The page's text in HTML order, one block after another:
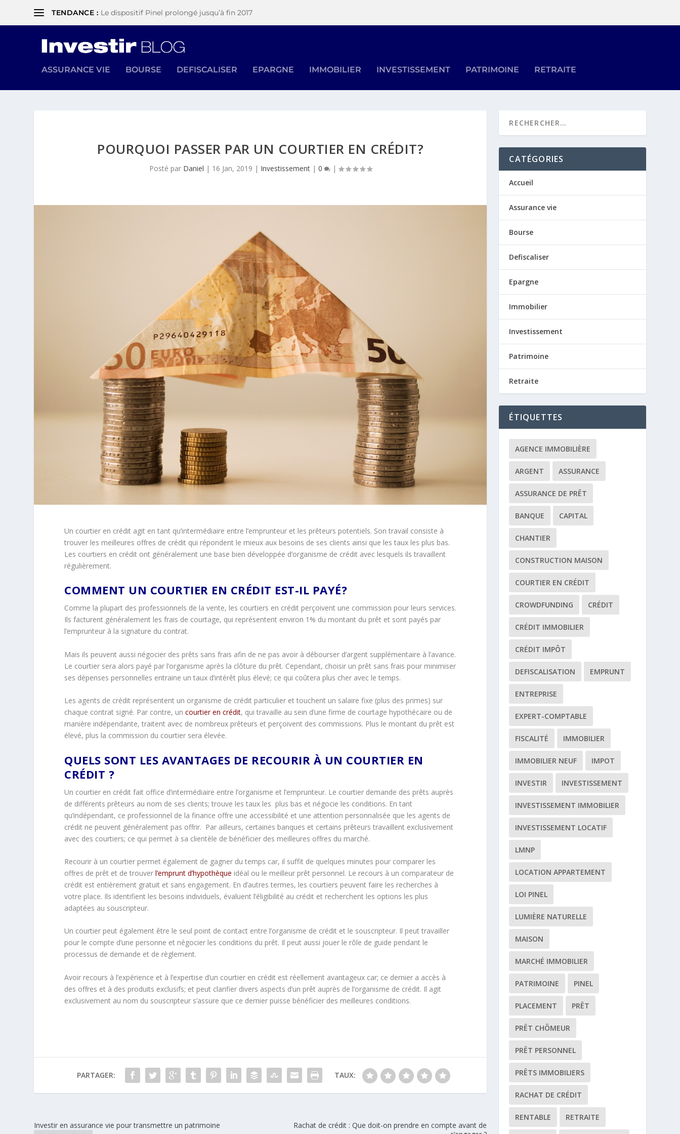
TENDANCE : Le dispositif Pinel prolongé jusqu’à fin 2017
ASSURANCE VIE BOURSE DEFISCALISER EPARGNE IMMOBILIER INVESTISSEMENT PATRIMOINE RETRAITE
POURQUOI PASSER PAR UN COURTIER EN CRÉDIT?
Posté par Daniel | 16 Jan, 2019 | Investissement| 0 |
Un courtier en crédit agit en tant qu’intermédiaire entre l’emprunteur et les prêteurs potentiels. Son travail consiste à
trouver les meilleures offres de crédit qui répondent le mieux aux besoins de ses clients ainsi que les taux les plus bas.
Les courtiers en crédit ont généralement une base bien développée d’organisme de crédit avec lesquels ils travaillent
régulièrement.
COMMENT UN COURTIER EN CRÉDIT EST-IL PAYÉ?
Comme la plupart des professionnels de la vente, les courtiers en crédit perçoivent une commission pour leurs services.
Ils facturent généralement les frais de courtage, qui représentent environ 1% du montant du prêt et sont payés par
l’emprunteur à la signature du contrat.
Mais ils peuvent aussi négocier des prêts sans frais afin de ne pas avoir à débourser d’argent supplémentaire à l’avance.
Le courtier sera alors payé par l’organisme après la clôture du prêt. Cependant, choisir un prêt sans frais pour minimiser
ses dépenses personnelles entraine un taux d’intérêt plus élevé; ce qui coûtera plus cher avec le temps.
Les agents de crédit représentent un organisme de crédit particulier et touchent un salaire fixe (plus des primes) sur
chaque contrat signé. Par contre, uncourtier en crédit, qui travaille au sein d’une firme de courtage hypothécaire ou de
manière indépendante, traitent avec de nombreux prêteurs et perçoivent des commissions. Plus le montant du prêt est
élevé, plus la commission du courtier sera élevée.
QUELS SONT LES AVANTAGES DE RECOURIR À UN COURTIER EN
CRÉDIT ?
Un courtier en crédit fait office d’intermédiaire entre l’organisme et l’emprunteur. Le courtier demande des prêts auprès
de différents prêteurs au nom de ses clients; trouve les taux les plus bas et négocie les conditions. En tant
qu’indépendant, ce professionnel de la finance offre une accessibilité et une attention personnalisée que les agents de
crédit ne peuvent généralement pas offrir. Par ailleurs, certaines banques et certains prêteurs travaillent exclusivement
avec des courtiers; ce qui permet à sa clientèle de bénéficier des meilleures offres du marché.
Recourir à un courtier permet également de gagner du temps car, il suffit de quelques minutes pour comparer les
offres de prêt et de trouverl’emprunt d’hypothèque idéal ou le meilleur prêt personnel. Le recours à un comparateur de
crédit est entièrement gratuit et sans engagement. En d’autres termes, les courtiers peuvent faire les recherches à
votre place. Ils identifient les besoins individuels, évaluent l’éligibilité au crédit et recherchent les options les plus
adaptées au souscripteur.
Un courtier peut également être le seul point de contact entre l’organisme de crédit et le souscripteur. Il peut travailler
pour le compte d’une personne et négocier les conditions du prêt. Il peut aussi jouer le rôle de guide pendant le
processus de demande et de règlement.
Avoir recours à l’expérience et à l’expertise d’un courtier en crédit est réellement avantageux car; ce dernier a accès à
des offres et à des produits exclusifs; et peut clarifier divers aspects d’un prêt auprès de l’organisme de crédit. Il agit
exclusivement au nom du souscripteur s’assure que ce dernier puisse bénéficier des meilleures conditions.
PARTAGER: TAUX:
Investir en assurance vie pour transmettre un patrimoine
Rachat de crédit : Que doit-on prendre en compte avant de
CATÉGORIES
Accueil
Assurance vie
Bourse
Defiscaliser
Epargne
Immobilier
Investissement
Patrimoine
Retraite
ÉTIQUETTES
AGENCE IMMOBILIÈRE
ARGENT ASSURANCE
ASSURANCE DE PRÊT
BANQUE CAPITAL
CHANTIER
CONSTRUCTION MAISON
COURTIER EN CRÉDIT
CROWDFUNDING CRÉDIT
CRÉDIT IMMOBILIER
CRÉDIT IMPÔT
DEFISCALISATION EMPRUNT
ENTREPRISE
EXPERT-COMPTABLE
FISCALITÉ IMMOBILIER
IMMOBILIER NEUF IMPOT
INVESTIR INVESTISSEMENT
INVESTISSEMENT IMMOBILIER
INVESTISSEMENT LOCATIF
LMNP
LOCATION APPARTEMENT
LOI PINEL
LUMIÈRE NATURELLE
MAISON
MARCHÉ IMMOBILIER
PATRIMOINE PINEL
PLACEMENT PRÊT
PRÊT CHÔMEUR
PRÊT PERSONNEL
PRÊTS IMMOBILIERS
RACHAT DE CRÉDIT
RENTABLE RETRAITE